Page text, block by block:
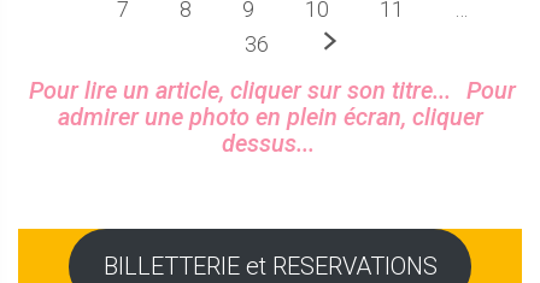
7
8 9 10 11
36
Prochaine
Sidebar
Pour lire un article, cliquer sur son titre...
Pour
admirer une photo en plein écran, cliquer
dessus...
BILLETTERIE et RESERVATIONS